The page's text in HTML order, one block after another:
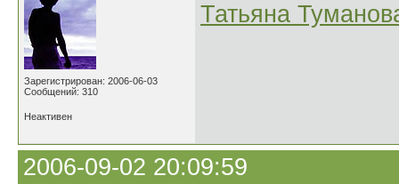
Зарегистрирован: 2006-06-03
Сообщений: 310
Татьяна
Неактивен
2006-09-02 20:09:59